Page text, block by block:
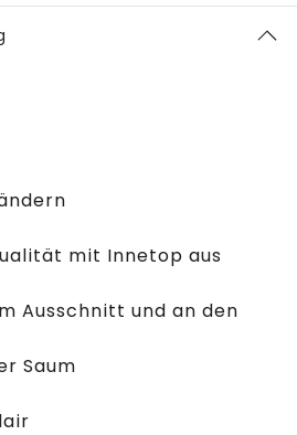
mit Innetop aus
Ausschnitt und an den
Saum